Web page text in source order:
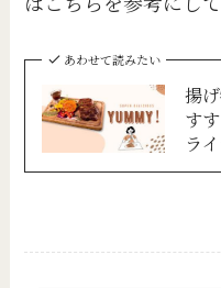
あわせて読みたい
揚
す
ラ